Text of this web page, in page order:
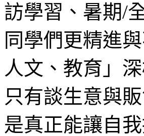
訪學習、暑期/
同學們更精進
人文、教育」
只有談生意與
是真正能讓自